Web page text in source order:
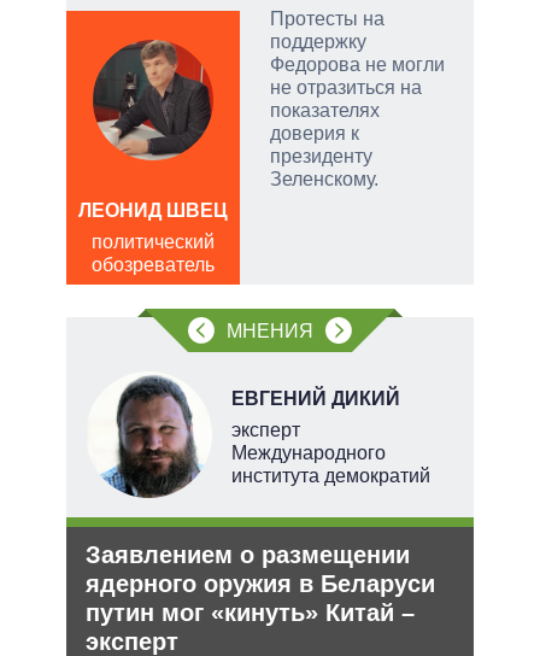
Протесты на
поддержку
Федорова не могли
не отразиться на
показателях
доверия к
президенту
Зеленскому.
ЛЕОНИД ШВЕЦ
политический
обозреватель
МНЕНИЯ
ЕВГЕНИЙ ДИКИЙ
эксперт
Международного
института демократий
Заявлением о размещении
ядерного оружия в Беларуси
путин мог «кинуть» Китай –
эксперт